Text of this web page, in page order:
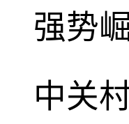
强势
中关